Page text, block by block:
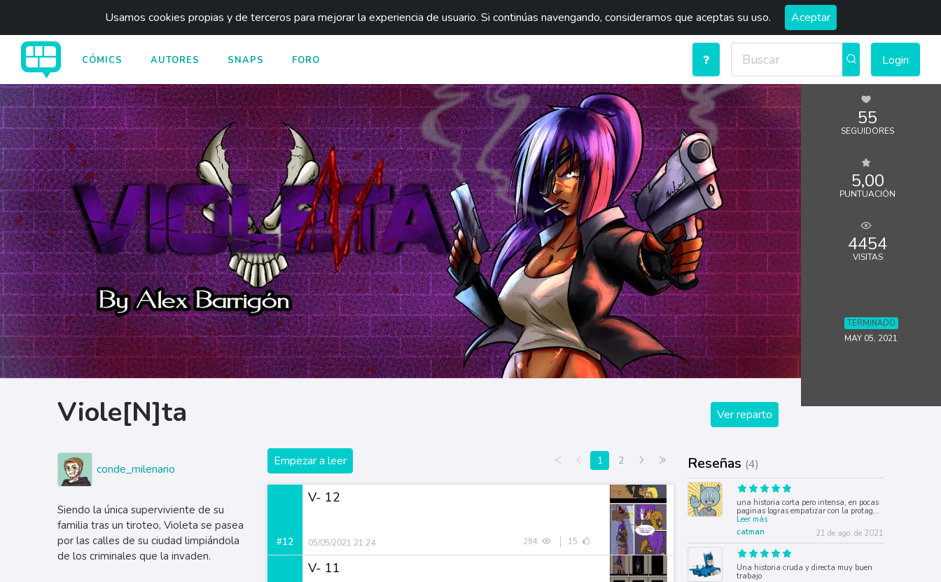
Usamos cookies propias y de terceros para mejorar la experiencia de usuario. Si continúas navengando, consideramos que aceptas su uso. Aceptar
CÓMICS AUTORES SNAPS FORO Login
55
SEGUIDORES
5,00
PUNTUACIÓN
4454
VISITAS
TERMINADO
MAY 05, 2021
Viole[N]ta Ver reparto
conde_milenario
Siendo la única superviviente de su
familia tras un tiroteo, Violeta se pasea
por las calles de su ciudad limpiándola
de los criminales que la invaden.
Empezar a leer Primera página
Anterior
1 2 SiguienteÚltima página
#12
V- 12
05/05/2021 21:24 294 15
V- 11
Reseñas (4)
una historia corta pero intensa, en pocas
paginas logras empatizar con la protag...
Leer más
catman
21 de ago. de 2021
Una historia cruda y directa muy buen
trabajo